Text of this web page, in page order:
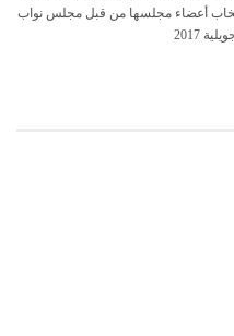
أعضاء مجلسها من قبل مجلس نواب